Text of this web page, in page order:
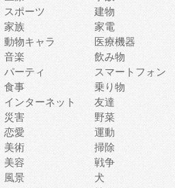
スポーツ 建物
家族 家電
動物キャラ 医療機器
音楽 飲み物
パーティ スマートフォン
食事 乗り物
インターネット 友達
災害 野菜
恋愛 運動
美術 掃除
美容 戦争
風景 犬